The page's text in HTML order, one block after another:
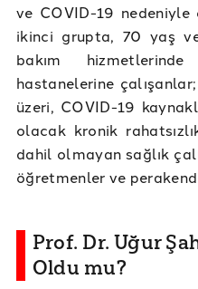
ve COVID-19
ikinci grupta, 70 yaş
bakım
hastanelerine
üzeri, COVID-19
olacak kronik
dahil olmayan sağlık
öğretmenler ve
Prof. Dr. Uğur
Oldu mu?